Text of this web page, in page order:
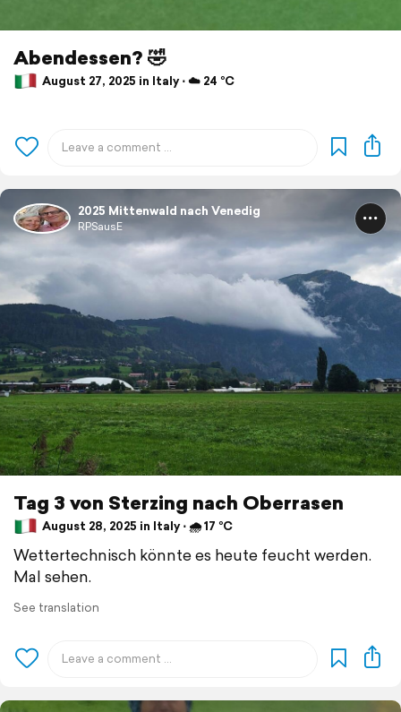
Abendessen? 🤣
August 27, 2025 in Italy ⋅ ☁️ 24 °C
2025 Mittenwald nach Venedig
RPSausE
Tag 3 von Sterzing nach Oberrasen
August 28, 2025 in Italy ⋅ 🌧 17 °C
Wettertechnisch könnte es heute feucht werden.
Mal sehen.
See translation